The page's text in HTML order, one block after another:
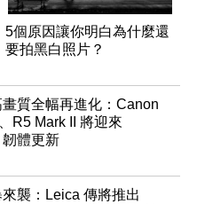
5個原因讓你明白為什麼還
要拍黑白照片？
質全幅再進化：Canon
R5 Mark II 將迎來
韌體更新
襲：Leica 傳將推出